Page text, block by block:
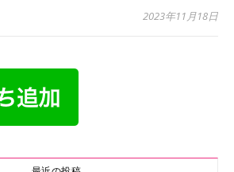
2023年11月18日